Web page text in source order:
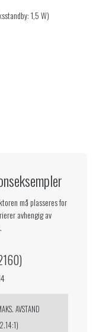
1,5 W)
må plasseres for
avhengig av
AVSTAND